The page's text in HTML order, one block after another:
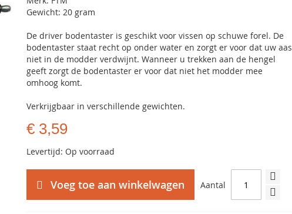
Gewicht: 20 gram
De driver bodentaster is geschikt voor vissen op schuwe forel. De
bodentaster staat recht op onder water en zorgt er voor dat uw aas
niet in de modder verdwijnt. Wanneer u trekken aan de hengel
geeft zorgt de bodentaster er voor dat niet het modder mee
omhoog komt.
Verkrijgbaar in verschillende gewichten.
€ 3,59
Levertijd: Op voorraad
Aantal
Voeg toe aan winkelwagen